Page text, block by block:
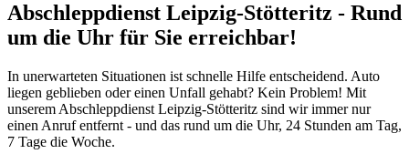
Abschleppdienst Leipzig-Stötteritz - Rund
um die Uhr für Sie erreichbar!
In unerwarteten Situationen ist schnelle Hilfe entscheidend. Auto
liegen geblieben oder einen Unfall gehabt? Kein Problem! Mit
unserem Abschleppdienst Leipzig-Stötteritz sind wir immer nur
einen Anruf entfernt - und das rund um die Uhr, 24 Stunden am Tag,
7 Tage die Woche.